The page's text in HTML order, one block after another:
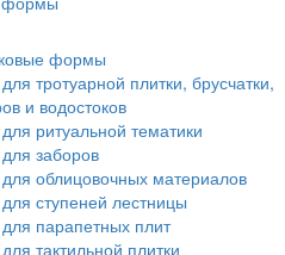
формы
тротуарной плитки, брусчатки,
и водостоков
ритуальной тематики
заборов
облицовочных материалов
ступеней лестницы
парапетных плит
тактильной плитки